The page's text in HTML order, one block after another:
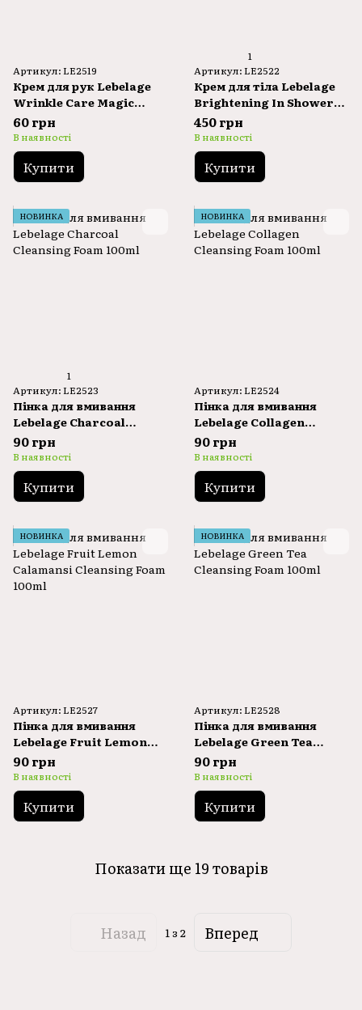
Артикул: LE2519
Крем для рук Lebelage
Wrinkle Care Magic
Hand Cream 100ml
60 грн
В наявності
Купити
1
Артикул: LE2522
Крем для тіла Lebelage
Brightening In Shower
Body Tone Up Cream
200g
450 грн
В наявності
Купити
НОВИНКА
1
Артикул: LE2523
Пінка для вмивання
Lebelage Charcoal
Cleansing Foam 100ml
90 грн
В наявності
Купити
НОВИНКА
Артикул: LE2524
Пінка для вмивання
Lebelage Collagen
Cleansing Foam 100ml
90 грн
В наявності
Купити
НОВИНКА
Артикул: LE2527
Пінка для вмивання
Lebelage Fruit Lemon
Calamansi Cleansing
Foam 100ml
90 грн
В наявності
Купити
НОВИНКА
Артикул: LE2528
Пінка для вмивання
Lebelage Green Tea
Cleansing Foam 100ml
90 грн
В наявності
Купити
Показати ще 19 товарів
Назад 1з 2 Вперед